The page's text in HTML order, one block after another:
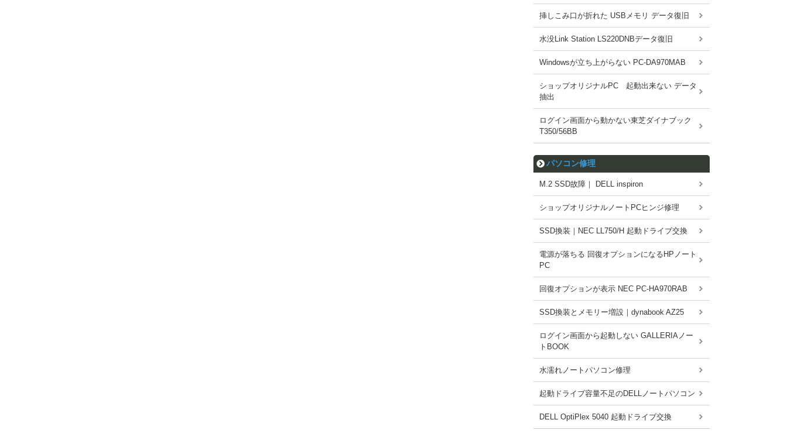
挿しこみ口が折れた USBメモリ データ復旧
水没Link Station LS220DNBデータ復旧
Windowsが立ち上がらない PC-DA970MAB
ショップオリジナルPC 起動出来ない データ
抽出
ログイン画面から動かない東芝ダイナブック
T350/56BB
パソコン修理
M.2 SSD故障｜ DELL inspiron
ショップオリジナルノートPCヒンジ修理
SSD換装｜NEC LL750/H 起動ドライブ交換
電源が落ちる 回復オプションになるHPノート
PC
回復オプションが表示 NEC PC-HA970RAB
SSD換装とメモリー増設｜dynabook AZ25
ログイン画面から起動しない GALLERIAノー
トBOOK
水濡れノートパソコン修理
起動ドライブ容量不足のDELLノートパソコン
DELL OptiPlex 5040 起動ドライブ交換